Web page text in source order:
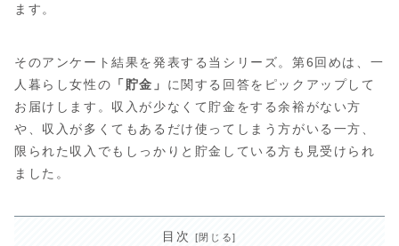
ます。
そのアンケート結果を発表する当シリーズ。第6回めは、一
人暮らし女性の 「貯金」 に関する回答をピックアップして
お届けします。収入が少なくて貯金をする余裕がない方
や、収入が多くてもあるだけ使ってしまう方がいる一方、
限られた収入でもしっかりと貯金している方も見受けられ
ました。
目次